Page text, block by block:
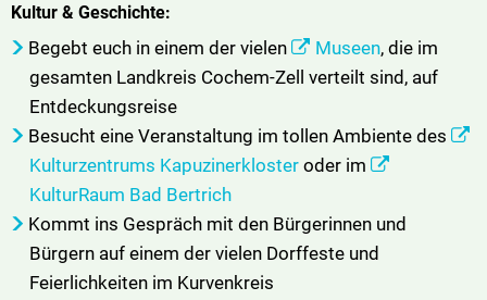
Kultur & Geschichte:
Begebt euch in einem der vielen Museen, die im
gesamten Landkreis Cochem-Zell verteilt sind, auf
Entdeckungsreise
Besucht eine Veranstaltung im tollen Ambiente des
Kulturzentrums Kapuzinerkloster oder im
KulturRaum Bad Bertrich
Kommt ins Gespräch mit den Bürgerinnen und
Bürgern auf einem der vielen Dorffeste und
Feierlichkeiten im Kurvenkreis